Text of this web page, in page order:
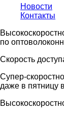
Новости
Контакты
по
Скорость
Супер-
даже в пятницу